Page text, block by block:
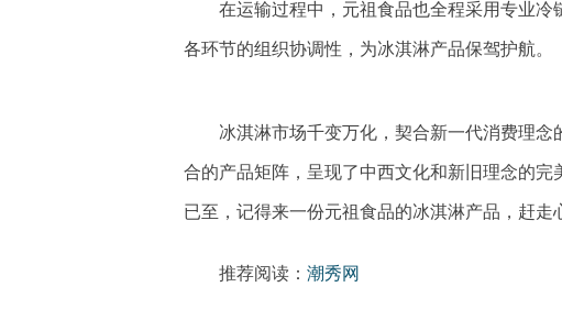
在运输过程中，元祖食品也全程采用专业
各环节的组织协调性，为冰淇淋产品保驾护航。
冰淇淋市场千变万化，契合新一代消费理
合的产品矩阵，呈现了中西文化和新旧理念的
已至，记得来一份元祖食品的冰淇淋产品，赶走
推荐阅读： 潮秀网